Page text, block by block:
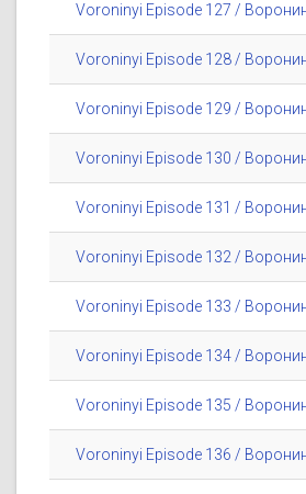
Voroninyi Episode 127 /
Voroninyi Episode 128 /
Voroninyi Episode 129 /
Voroninyi Episode 130 /
Voroninyi Episode 131 /
Voroninyi Episode 132 /
Voroninyi Episode 133 /
Voroninyi Episode 134 /
Voroninyi Episode 135 /
Voroninyi Episode 136 /